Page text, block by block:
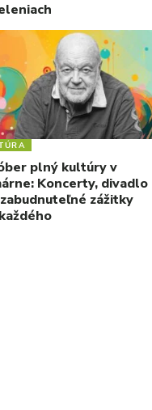
plný kultúry v
Koncerty, divadlo
zážitky